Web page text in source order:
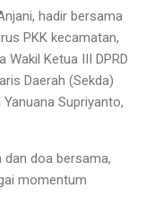
hadir bersama
PKK kecamatan,
Wakil Ketua III DPRD
Daerah (Sekda)
Supriyanto,
dan doa bersama,
momentum